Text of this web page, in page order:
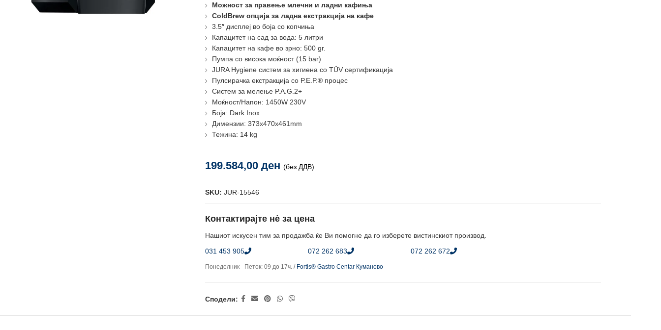
Можност за правење млечни и ладни кафиња
ColdBrew опција за ладна екстракција на кафе
3.5″ дисплеј во боја со копчиња
Капацитет на сад за вода: 5 литри
Капацитет на кафе во зрно: 500 gr.
Пумпа со висока моќност (15 bar)
JURA Hygiene систем за хигиена со TÜV сертификација
Пулсирачка екстракција со P.E.P.® процес
Систем за мелење P.A.G.2+
Моќност/Напон: 1450W 230V
Боја: Dark Inox
Димензии: 373х470х461mm
Тежина: 14 kg
199.584,00ден (без ДДВ)
SKU:JUR-15546
Контактирајте нè за цена
Нашиот искусен тим за продажба ќе Ви помогне да го изберете вистинскиот производ.
031 453 905
072 262 683 072 262 672
Понеделник - Петок: 09 до 17ч. / Fortis® Gastro Centar Куманово
Сподели: